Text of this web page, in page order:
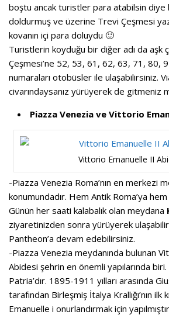
boştu ancak turistler para atabilsin diye
doldurmuş ve üzerine Trevi Çeşmesi
kovanın içi para doluydu 🙂
Turistlerin koyduğu bir diğer adı da aşk
Çeşmesi’ne 52, 53, 61, 62, 63, 71, 80,
numaraları otobüsler ile ulaşabilirsiniz.
civarındaysanız yürüyerek de gitmeniz
Piazza Venezia ve Vittorio
Vittorio Emanuelle II
-Piazza Venezia Roma’nın en merkezi
konumundadır. Hem Antik Roma’ya hem
Günün her saati kalabalık olan meydana
ziyaretinizden sonra yürüyerek
Pantheon’a devam edebilirsiniz.
-Piazza Venezia meydanında bulunan
Abidesi şehrin en önemli yapılarında
Patria’dır. 1895-1911 yılları arasında
tarafından Birleşmiş İtalya Krallığı’nın ilk
Emanuelle i onurlandırmak için